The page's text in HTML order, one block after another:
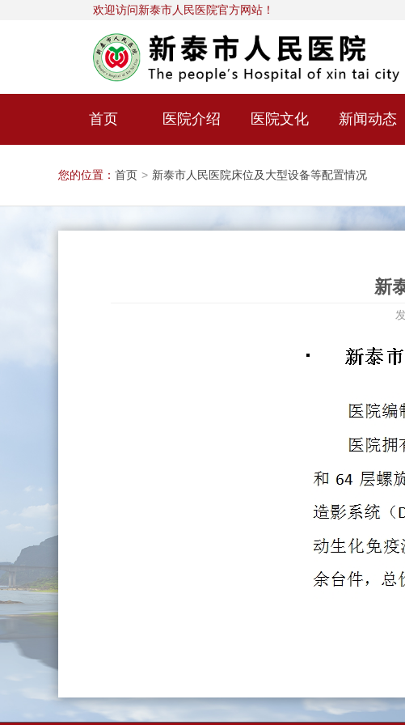
欢迎访问新泰市人民医院官方网站！
首页 医院介绍 医院文化 新闻动态
您的位置： 首页 > 新泰市人民医院床位及大型设备等配置情况
新